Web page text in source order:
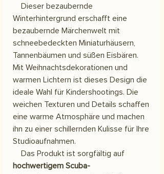
Dieser bezaubernde
Winterhintergrund erschafft eine
bezaubernde Märchenwelt mit
schneebedeckten Miniaturhäusern,
Tannenbäumen und süßen Eisbären.
Mit Weihnachtsdekorationen und
warmen Lichtern ist dieses Design die
ideale Wahl für Kindershootings. Die
weichen Texturen und Details schaffen
eine warme Atmosphäre und machen
ihn zu einer schillernden Kulisse für Ihre
Studioaufnahmen.
Das Produkt ist sorgfältig auf
hochwertigem Scuba-